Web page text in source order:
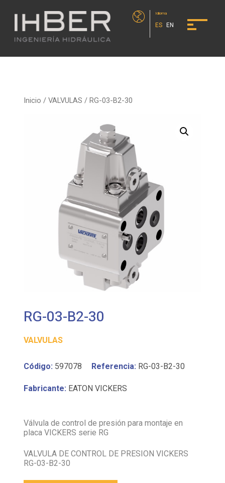
Idioma
ES EN
Inicio /VALVULAS / RG-03-B2-30
RG-03-B2-30
VALVULAS
Código: 597078 Referencia: RG-03-B2-30
Fabricante: EATON VICKERS
Válvula de control de presión para montaje en
placa VICKERS serie RG
VALVULA DE CONTROL DE PRESION VICKERS
RG-03-B2-30